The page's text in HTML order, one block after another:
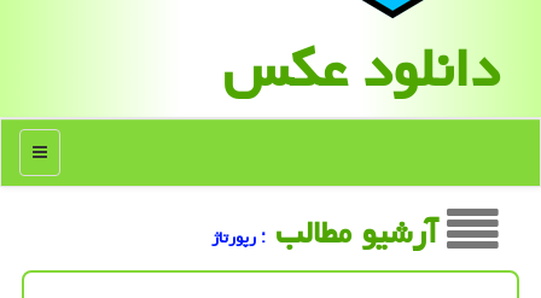
دانلود عكس
منو
آرشیو مطالب : رپورتاژ